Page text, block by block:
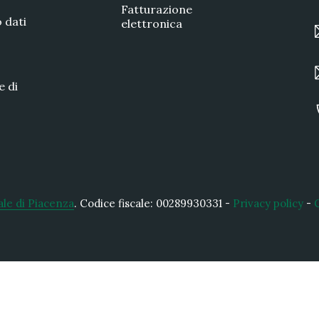
dati
di
Fatturazione
elettronica
di Piacenza. Codice fiscale: 00289930331 - Privacy policy -